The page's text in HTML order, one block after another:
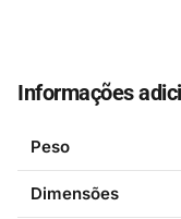
do console,
ainda com espaço
acessórios, como
mantendo tudo
Informações
Peso
Dimensões